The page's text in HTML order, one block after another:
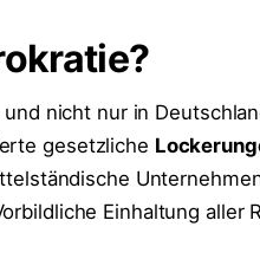
nicht nur in
gesetzliche
Einhaltung aller